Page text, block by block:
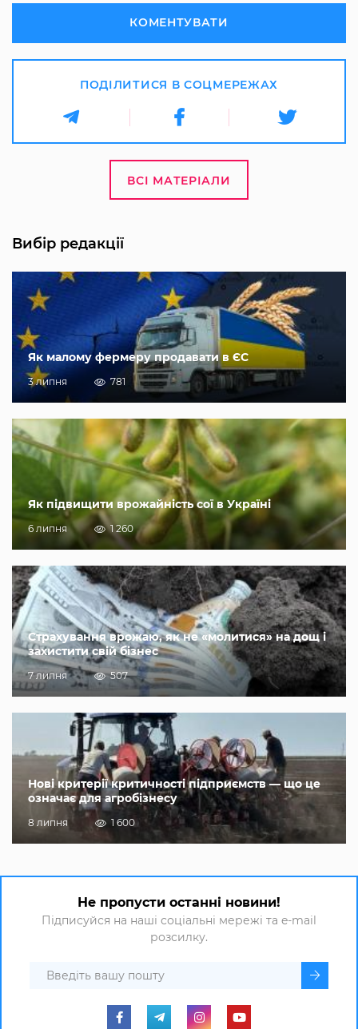
КОМЕНТУВАТИ
ПОДІЛИТИСЯ В СОЦМЕРЕЖАХ
ВСІ МАТЕРІАЛИ
Вибір редакції
Як малому фермеру продавати в ЄС
3 липня 781
Як підвищити врожайність сої в Україні
6 липня 1 260
Страхування врожаю, як не «молитися» на дощ і
захистити свій бізнес
7 липня 507
Нові критерії критичності підприємств — що це
означає для агробізнесу
8 липня 1 600
Не пропусти останні новини!
Підписуйся на наші соціальні мережі та e-mail
розсилку.